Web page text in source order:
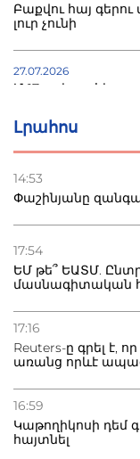
Լրահոս
14:53
Փաշինյանը
17:54
ԵՄ թե՞ ԵԱՏՄ.
մասնագիտական
17:16
Reuters-ը գրել է,
առանց որևէ
16:59
Կաթողիկոսի դեմ
հայտնել
Բաքվու հայ
լուր չունի
27.07.2026
Մ-17 աշխարհի
22.07.2026
տուժածներ կան
21.07.2026
Դատվածություն
բնակվել
20.07.2026
Բաքվի բանտից
Փաշինյանին